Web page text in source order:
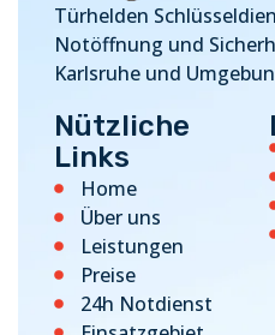
Türhelden
Notöffnung und
Karlsruhe und
Nützliche
Links
Home
Über uns
Leistungen
Preise
24h Notdienst